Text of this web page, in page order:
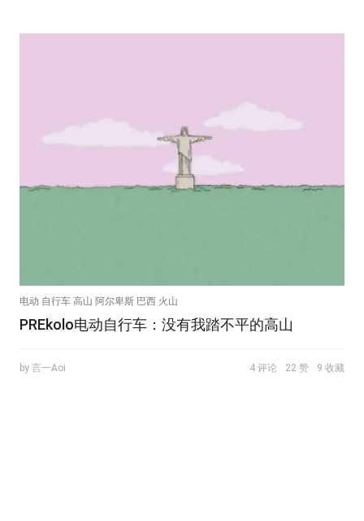
电动 自行车 高山 阿尔卑斯 巴西 火山
PREkolo电动自行车：没有我踏不平的高山
by 言一Aoi 4 评论 22 赞 9 收藏